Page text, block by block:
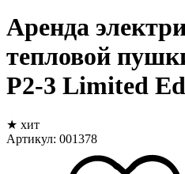
Аренда
тепловой
P2-3 Limited
★ хит
Артикул: 001378